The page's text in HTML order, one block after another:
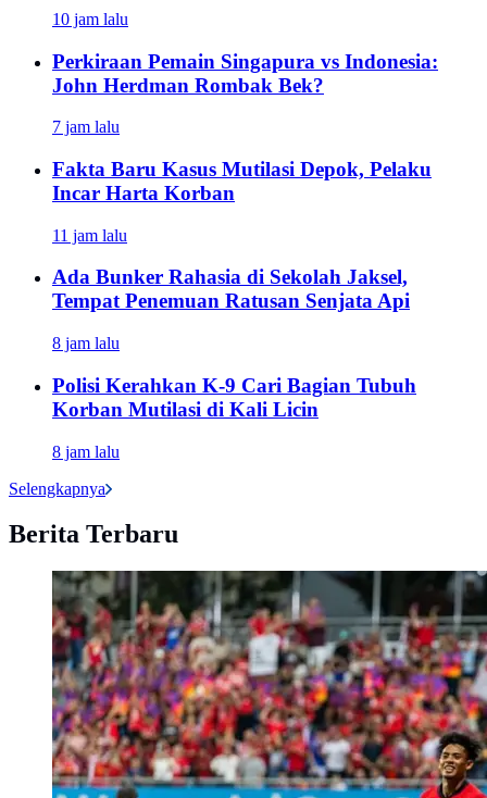
10 jam lalu
Perkiraan Pemain Singapura vs Indonesia:
John Herdman Rombak Bek?
7 jam lalu
Fakta Baru Kasus Mutilasi Depok, Pelaku
Incar Harta Korban
11 jam lalu
Ada Bunker Rahasia di Sekolah Jaksel,
Tempat Penemuan Ratusan Senjata Api
8 jam lalu
Polisi Kerahkan K-9 Cari Bagian Tubuh
Korban Mutilasi di Kali Licin
8 jam lalu
Selengkapnya
Berita Terbaru